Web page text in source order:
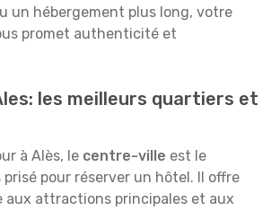
un hébergement plus long, votre
promet authenticité et
les meilleurs quartiers et
à Alès, le centre-ville est le
pour réserver un hôtel. Il offre
aux attractions principales et aux